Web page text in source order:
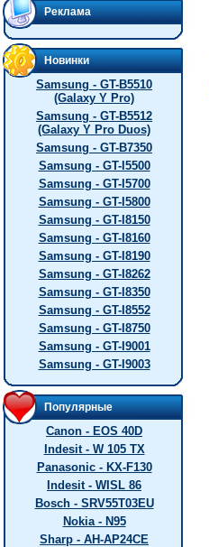
Реклама
Новинки
Samsung - GT-B5510
(Galaxy Y Pro)
Samsung - GT-B5512
(Galaxy Y Pro Duos)
Samsung - GT-B7350
Samsung - GT-I5500
Samsung - GT-I5700
Samsung - GT-I5800
Samsung - GT-I8150
Samsung - GT-I8160
Samsung - GT-I8190
Samsung - GT-I8262
Samsung - GT-I8350
Samsung - GT-I8552
Samsung - GT-I8750
Samsung - GT-I9001
Samsung - GT-I9003
Популярные
Canon - EOS 40D
Indesit - W 105 TX
Panasonic - KX-F130
Indesit - WISL 86
Bosch - SRV55T03EU
Nokia - N95
Sharp - AH-AP24CE